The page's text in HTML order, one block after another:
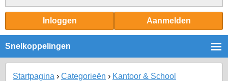
Inloggen Aanmelden
Snelkoppelingen
Startpagina Categorieën
Kantoor & School